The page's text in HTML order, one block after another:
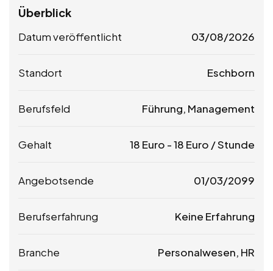
Überblick
Datum veröffentlicht 03/08/2026
Standort Eschborn
Berufsfeld Führung, Management
Gehalt 18 Euro -18 Euro / Stunde
Angebotsende 01/03/2099
Berufserfahrung Keine Erfahrung
Branche Personalwesen, HR